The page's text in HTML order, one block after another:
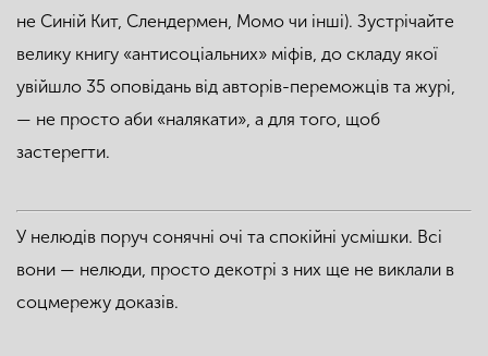
не Синій Кит, Слендермен, Момо чи інші). Зустрічайте
велику книгу «антисоціальних» міфів, до складу якої
увійшло 35 оповідань від авторів-переможців та журі,
— не просто аби «налякати», а для того, щоб
застерегти.
У нелюдів поруч сонячні очі та спокійні усмішки. Всі
вони — нелюди, просто декотрі з них ще не виклали в
соцмережу доказів.